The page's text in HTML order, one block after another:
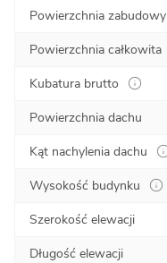
Powierzchnia zabudowy
Powierzchnia całkowita
Kubatura brutto
Powierzchnia dachu
Kąt nachylenia dachu
Wysokość budynku
Szerokość elewacji
Długość elewacji